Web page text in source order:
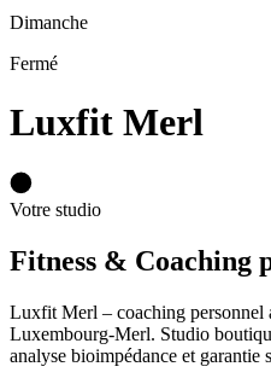
Dimanche
Fermé
Luxfit Merl
Votre studio
Fitness & Coaching
Luxfit Merl – coaching personnel
Luxembourg-Merl. Studio
analyse bioimpédance et garantie